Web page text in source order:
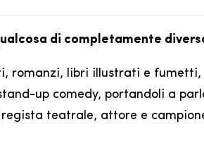
di completamente
romanzi, libri illustrati e fumetti,
up comedy, portandoli a
teatrale, attore e